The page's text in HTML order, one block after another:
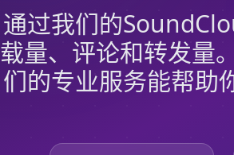
通过我们的
载量、评论和转发量
们的专业服务能帮助